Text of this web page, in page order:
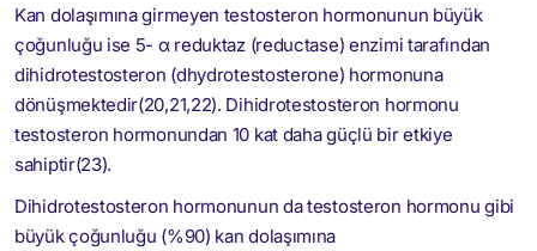
Kan dolaşımına girmeyen testosteron hormonunun büyük
çoğunluğu ise 5- α reduktaz (reductase) enzimi tarafından
dihidrotestosteron (dhydrotestosterone) hormonuna
dönüşmektedir(20,21,22). Dihidrotestosteron hormonu
testosteron hormonundan 10 kat daha güçlü bir etkiye
sahiptir(23).
Dihidrotestosteron hormonunun da testosteron hormonu gibi
büyük çoğunluğu (%90) kan dolaşımına